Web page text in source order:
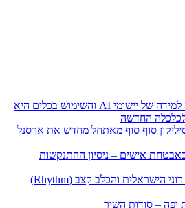
העולם לא מחכה: למה למידה של יישומי AI והשימוש בכלים היא
לכלכלה החדשה
סוף סוף מאתחל מחדש את ארסנל
אישים – ניסיון ההתנקשות
אמריקה גוט טאלנט – רוני הישראלית והכלב קצב (Rhythm)
יפה – סודות השיר